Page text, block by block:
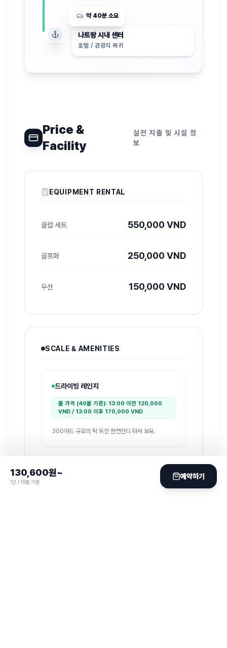
약 40분 소요
나트랑 시내 센터
호텔 / 관광지 복귀
Price &
Facility
실전 지출 및 시설 정
보
EQUIPMENT RENTAL
클럽 세트 550,000 VND
골프화 250,000 VND
우산 150,000 VND
SCALE & AMENITIES
드라이빙 레인지
볼 가격 (40볼 기준): 13:00 이전 120,000
VND / 13:00 이후 170,000 VND
300야드 규모의 탁 트인 천연잔디 타석 보유.
락커룸
130,600원~
1인 / 18홀 기준
예약하기